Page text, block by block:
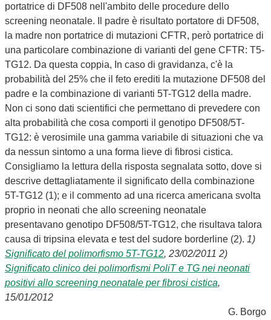
portatrice di DF508 nell'ambito delle procedure dello
screening neonatale. Il padre è risultato portatore di DF508,
la madre non portatrice di mutazioni CFTR, però portatrice di
una particolare combinazione di varianti del gene CFTR: T5-
TG12. Da questa coppia, In caso di gravidanza, c'è la
probabilità del 25% che il feto erediti la mutazione DF508 del
padre e la combinazione di varianti 5T-TG12 della madre.
Non ci sono dati scientifici che permettano di prevedere con
alta probabilità che cosa comporti il genotipo DF508/5T-
TG12: è verosimile una gamma variabile di situazioni che va
da nessun sintomo a una forma lieve di fibrosi cistica.
Consigliamo la lettura della risposta segnalata sotto, dove si
descrive dettagliatamente il significato della combinazione
5T-TG12 (1); e il commento ad una ricerca americana svolta
proprio in neonati che allo screening neonatale
presentavano genotipo DF508/5T-TG12, che risultava talora
causa di tripsina elevata e test del sudore borderline (2). 1)
Significato del polimorfismo 5T-TG12, 23/02/2011 2)
Significato clinico dei polimorfismi PoliT e TG nei neonati
positivi allo screening neonatale per fibrosi cistica,
15/01/2012
G. Borgo